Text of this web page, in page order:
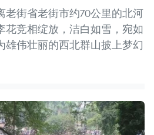
老街省老街市约70公里的北河
花竞相绽放，洁白如雪，宛如
雄伟壮丽的西北群山披上梦幻